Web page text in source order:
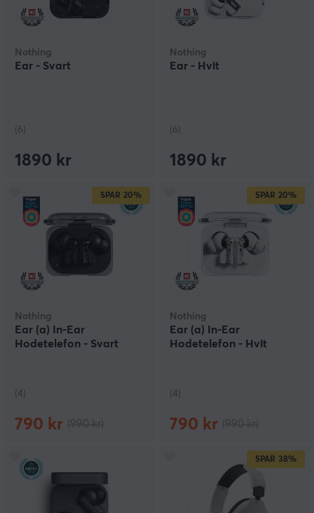
Nothing
Ear - Svart
(6)
1890 kr
Nothing
Ear - Hvit
(6)
1890 kr
SPAR 20%
Nothing
Ear (a) In-Ear
Hodetelefon - Svart
(4)
790 kr
SPAR 20%
Nothing
Ear (a) In-Ear
Hodetelefon - Hvit
(4)
790 kr
SPAR 38%